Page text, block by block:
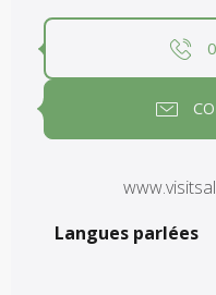
Langues parlées
Langues parlées